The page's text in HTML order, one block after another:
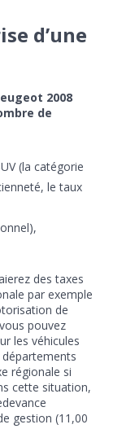
d’une
2008
de
(la catégorie
le taux
des taxes
par exemple
de
pouvez
les véhicules
régionale si
cette situation,
gestion (11,00